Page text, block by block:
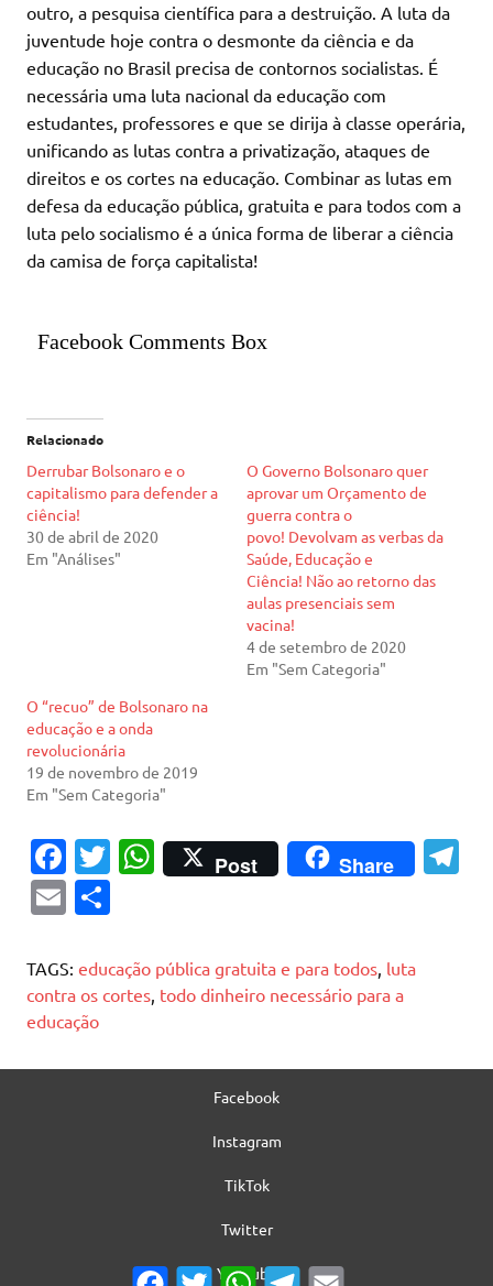
outro, a pesquisa científica para a destruição. A luta da
juventude hoje contra o desmonte da ciência e da
educação no Brasil precisa de contornos socialistas. É
necessária uma luta nacional da educação com
estudantes, professores e que se dirija à classe operária,
unificando as lutas contra a privatização, ataques de
direitos e os cortes na educação. Combinar as lutas em
defesa da educação pública, gratuita e para todos com a
luta pelo socialismo é a única forma de liberar a ciência
da camisa de força capitalista!
Facebook Comments Box
Relacionado
Derrubar Bolsonaro e o
capitalismo para defender a
ciência!
30 de abril de 2020
Em "Análises"
O Governo Bolsonaro quer
aprovar um Orçamento de
guerra contra o
povo! Devolvam as verbas da
Saúde, Educação e
Ciência! Não ao retorno das
aulas presenciais sem
vacina!
4 de setembro de 2020
Em "Sem Categoria"
O “recuo” de Bolsonaro na
educação e a onda
revolucionária
19 de novembro de 2019
Em "Sem Categoria"
Fa
c
e
b
o
o
k
T
te
r
W
s
A
p
Post Share
E
ai
l
ar
e
TAGS: educação pública gratuita e para todos, luta
contra os cortes, todo dinheiro necessário para a
educação
Facebook
Instagram
TikTok
Twitter
YouTube
Facebook
TwitterWhatsApp
Telegram
Email